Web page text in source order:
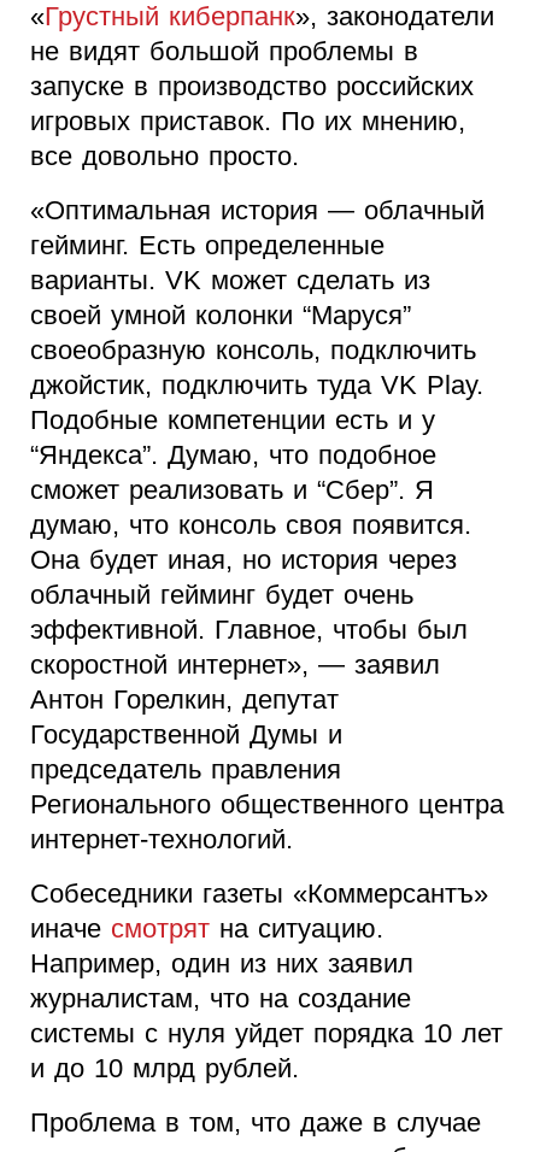
«Грустный киберпанк», законодатели
не видят большой проблемы в
запуске в производство российских
игровых приставок. По их мнению,
все довольно просто.
«Оптимальная история — облачный
гейминг. Есть определенные
варианты. VK может сделать из
своей умной колонки “Маруся”
своеобразную консоль, подключить
джойстик, подключить туда VK Play.
Подобные компетенции есть и у
“Яндекса”. Думаю, что подобное
сможет реализовать и “Сбер”. Я
думаю, что консоль своя появится.
Она будет иная, но история через
облачный гейминг будет очень
эффективной. Главное, чтобы был
скоростной интернет», — заявил
Антон Горелкин, депутат
Государственной Думы и
председатель правления
Регионального общественного центра
интернет-технологий.
Собеседники газеты «Коммерсантъ»
иначе смотрят на ситуацию.
Например, один из них заявил
журналистам, что на создание
системы с нуля уйдет порядка 10 лет
и до 10 млрд рублей.
Проблема в том, что даже в случае